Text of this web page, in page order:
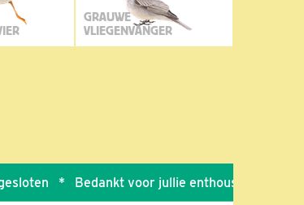
GRAUWE
VLIEGENVANGER
*Bedankt voor jullie enthousiasme en zorg